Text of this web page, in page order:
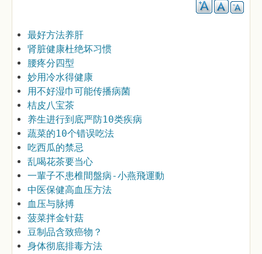
最好方法养肝
肾脏健康杜绝坏习惯
腰疼分四型
妙用冷水得健康
用不好湿巾可能传播病菌
桔皮八宝茶
养生进行到底严防10类疾病
蔬菜的10个错误吃法
吃西瓜的禁忌
乱喝花茶要当心
一輩子不患椎間盤病-小燕飛運動
中医保健高血压方法
血压与脉搏
菠菜拌金针菇
豆制品含致癌物？
身体彻底排毒方法